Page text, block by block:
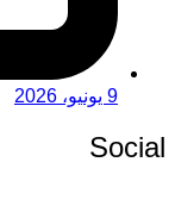
9 يونيو، 2026
Social